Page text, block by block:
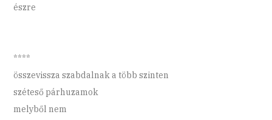
észre
****
összevissza szabdalnak a több szinten
széteső párhuzamok
melyből nem